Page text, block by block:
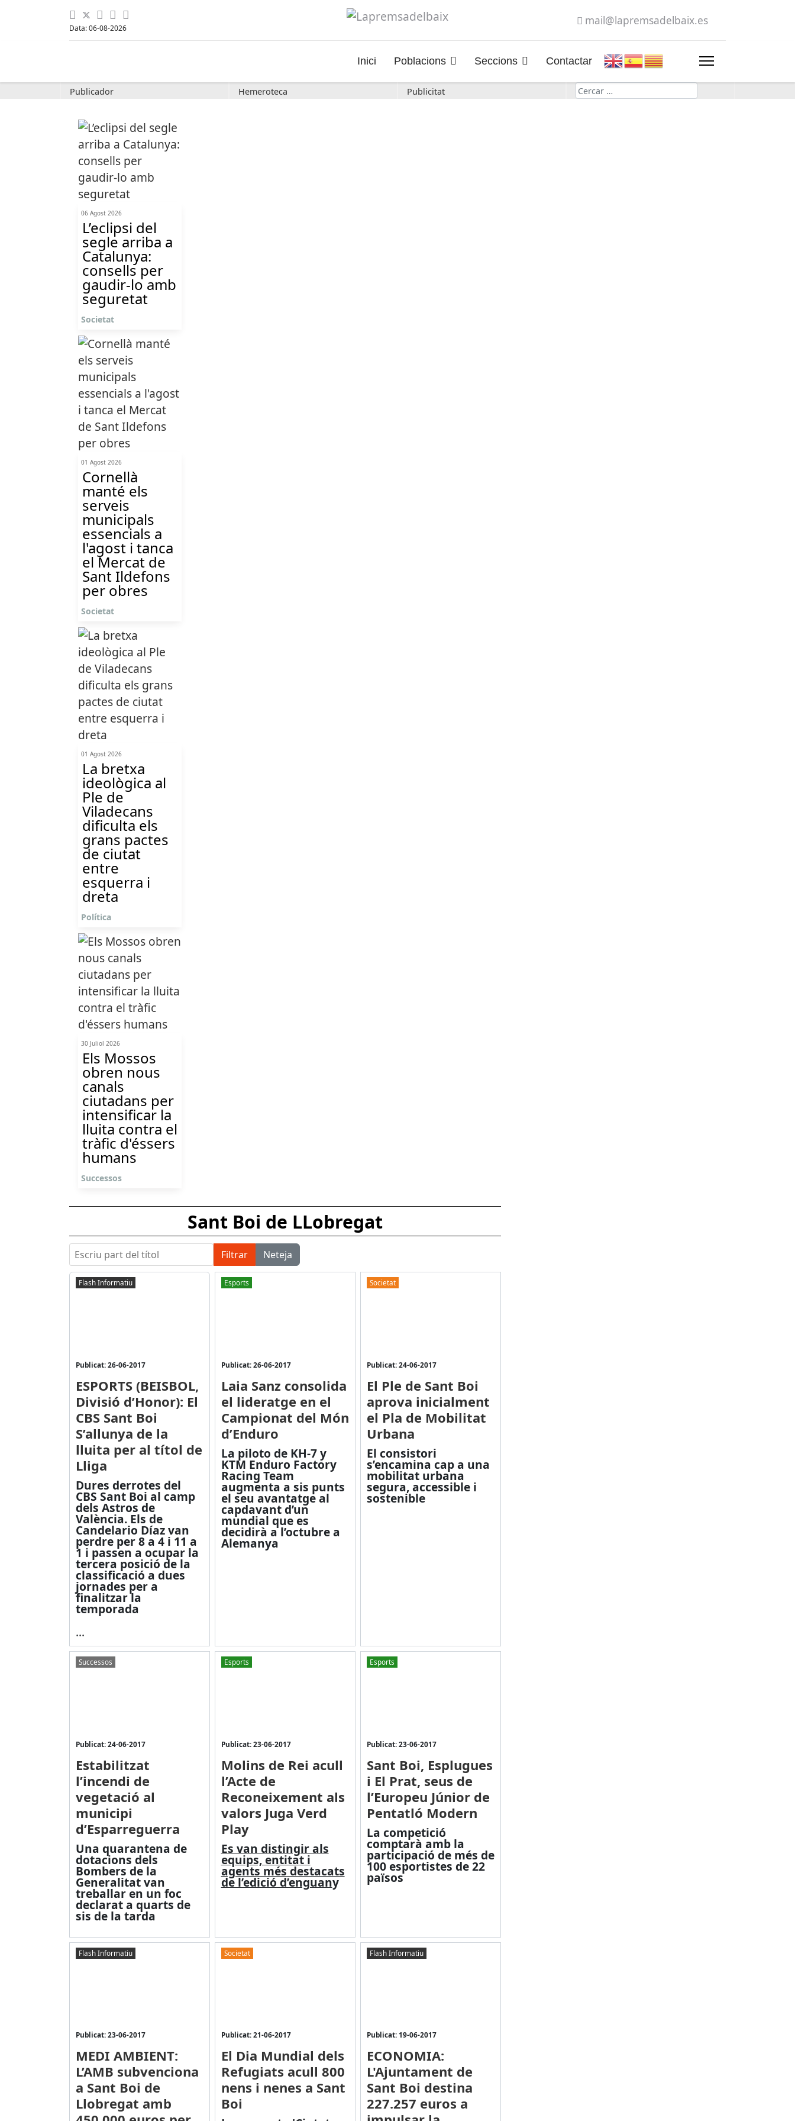
Data: 06-08-2026
mail@lapremsadelbaix.es
Inici Poblacions Seccions Contactar
Publicador Hemeroteca Publicitat Cerca
06 Agost 2026
L’eclipsi del
segle arriba a
Catalunya:
consells per
gaudir-lo amb
seguretat
Societat
01 Agost 2026
Cornellà
manté els
serveis
municipals
essencials a
l'agost i tanca
el Mercat de
Sant Ildefons
per obres
Societat
01 Agost 2026
La bretxa
ideològica al
Ple de
Viladecans
dificulta els
grans pactes
de ciutat
entre
esquerra i
dreta
Política
30 Juliol 2026
Els Mossos
obren nous
canals
ciutadans per
intensificar la
lluita contra el
tràfic d'éssers
humans
Successos
Sant Boi de LLobregat
Escriu part del títol Filtrar Neteja
Flash Informatiu
Publicat: 26-06-2017
ESPORTS (BEISBOL,
Divisió d’Honor): El
CBS Sant Boi
S’allunya de la
lluita per al títol de
Lliga
Dures derrotes del
CBS Sant Boi al camp
dels Astros de
València. Els de
Candelario Díaz van
perdre per 8 a 4 i 11 a
1 i passen a ocupar la
tercera posició de la
classificació a dues
jornades per a
finalitzar la
temporada
...
Esports
Publicat: 26-06-2017
Laia Sanz consolida
el lideratge en el
Campionat del Món
d’Enduro
La piloto de KH-7 y
KTM Enduro Factory
Racing Team
augmenta a sis punts
el seu avantatge al
capdavant d’un
mundial que es
decidirà a l’octubre a
Alemanya
Societat
Publicat: 24-06-2017
El Ple de Sant Boi
aprova inicialment
el Pla de Mobilitat
Urbana
El consistori
s’encamina cap a una
mobilitat urbana
segura, accessible i
sostenible
Successos
Publicat: 24-06-2017
Estabilitzat
l’incendi de
vegetació al
municipi
d’Esparreguerra
Una quarantena de
dotacions dels
Bombers de la
Generalitat van
treballar en un foc
declarat a quarts de
sis de la tarda
Esports
Publicat: 23-06-2017
Molins de Rei acull
l’Acte de
Reconeixement als
valors Juga Verd
Play
Es van distingir als
equips, entitat i
agents més destacats
de l’edició d’enguany
Esports
Publicat: 23-06-2017
Sant Boi, Esplugues
i El Prat, seus de
l’Europeu Júnior de
Pentatló Modern
La competició
comptarà amb la
participació de més de
100 esportistes de 22
països
Flash Informatiu
Publicat: 23-06-2017
MEDI AMBIENT:
L’AMB subvenciona
a Sant Boi de
Llobregat amb
Societat
Publicat: 21-06-2017
El Dia Mundial dels
Refugiats acull 800
nens i nenes a Sant
Boi
Flash Informatiu
Publicat: 19-06-2017
ECONOMIA:
L'Ajuntament de
Sant Boi destina
227.257 euros a